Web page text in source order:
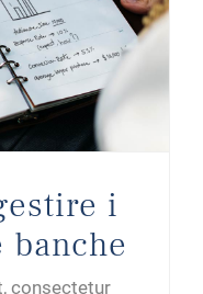
i
consectetur